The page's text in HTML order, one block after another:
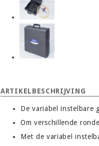
ARTIKELBESCHRIJVING
De variabel instelbare
Om verschillende
Met de variabel